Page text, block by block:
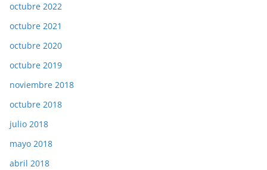
octubre 2022
octubre 2021
octubre 2020
octubre 2019
noviembre 2018
octubre 2018
julio 2018
mayo 2018
abril 2018